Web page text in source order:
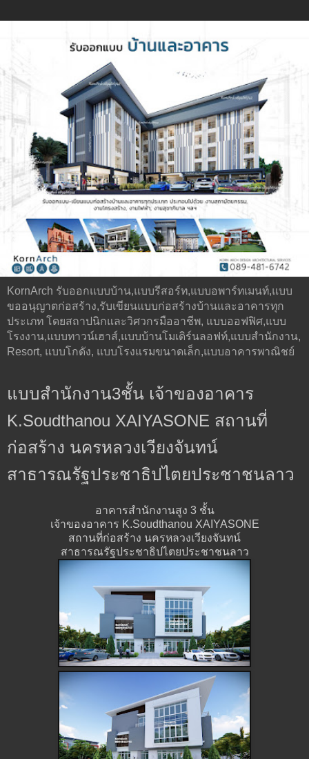
KornArch รับออกแบบบ้าน,แบบรีสอร์ท,แบบอพาร์ทเมนท์,แบบ
ขออนุญาตก่อสร้าง,รับเขียนแบบก่อสร้างบ้านและอาคารทุก
ประเภท โดยสถาปนิกและวิศวกรมืออาชีพ, แบบออฟฟิศ,แบบ
โรงงาน,แบบทาวน์เฮาส์,แบบบ้านโมเดิร์นลอฟท์,แบบสำนักงาน,
Resort, แบบโกดัง, แบบโรงแรมขนาดเล็ก,แบบอาคารพาณิชย์
แบบสำนักงาน3ชั้น เจ้าของอาคาร
K.Soudthanou XAIYASONE สถานที่
ก่อสร้าง นครหลวงเวียงจันทน์
สาธารณรัฐประชาธิปไตยประชาชนลาว
อาคารสำนักงานสูง 3 ชั้น
เจ้าของอาคาร K.Soudthanou XAIYASONE
สถานที่ก่อสร้าง นครหลวงเวียงจันทน์
สาธารณรัฐประชาธิปไตยประชาชนลาว